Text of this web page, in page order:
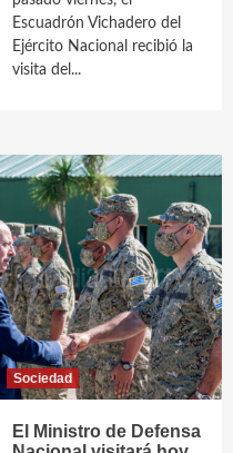
Escuadrón Vichadero del
Ejército Nacional recibió la
visita del...
Sociedad
El Ministro de Defensa